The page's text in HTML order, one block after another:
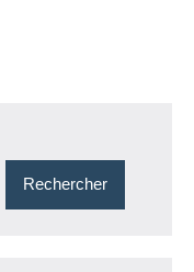
Rechercher